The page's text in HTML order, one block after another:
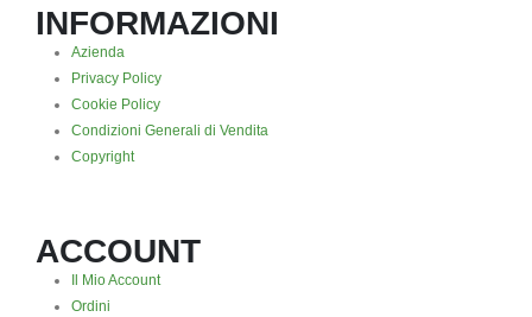
INFORMAZIONI
Azienda
Privacy Policy
Cookie Policy
Condizioni Generali di Vendita
Copyright
ACCOUNT
Il Mio Account
Ordini